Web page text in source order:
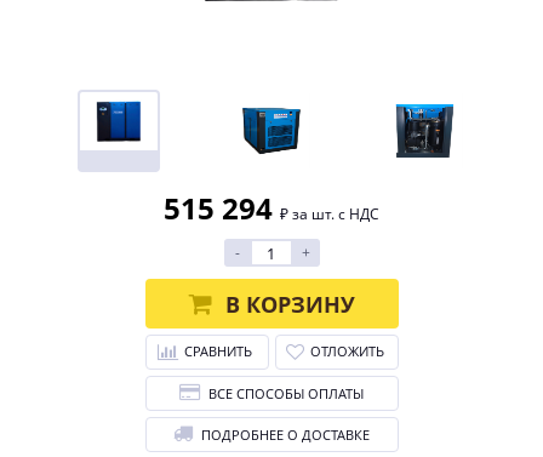
515 294 ₽ за шт. с НДС
-
+
В КОРЗИНУ
СРАВНИТЬ ОТЛОЖИТЬ
ВСЕ СПОСОБЫ ОПЛАТЫ
ПОДРОБНЕЕ О ДОСТАВКЕ